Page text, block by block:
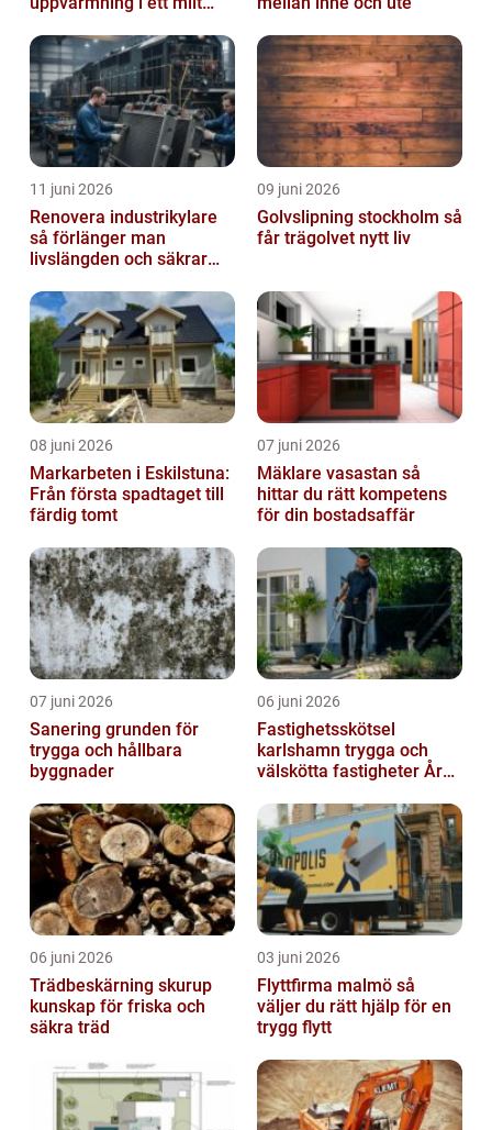
11 juni 2026
Renovera industrikylare
så förlänger man
livslängden och säkrar
09 juni 2026
Golvslipning stockholm så
får trägolvet nytt liv
08 juni 2026
Markarbeten i Eskilstuna:
Från första spadtaget till
färdig tomt
07 juni 2026
Mäklare vasastan så
hittar du rätt kompetens
för din bostadsaffär
07 juni 2026
Sanering grunden för
trygga och hållbara
byggnader
06 juni 2026
Fastighetsskötsel
karlshamn trygga och
välskötta fastigheter Året
06 juni 2026
Trädbeskärning skurup
kunskap för friska och
säkra träd
03 juni 2026
Flyttfirma malmö så
väljer du rätt hjälp för en
trygg flytt